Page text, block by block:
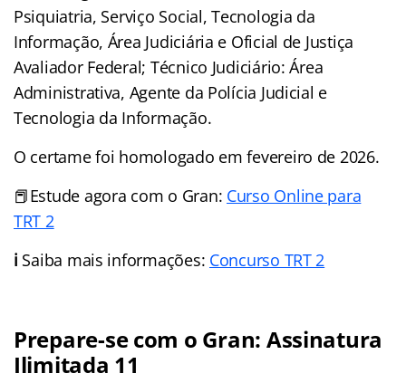
Psiquiatria, Serviço Social, Tecnologia da
Informação, Área Judiciária e Oficial de Justiça
Avaliador Federal; Técnico Judiciário: Área
Administrativa, Agente da Polícia Judicial e
Tecnologia da Informação.
O certame foi homologado em fevereiro de 2026.
📕Estude agora com o Gran: Curso Online para
TRT 2
ℹ️ Saiba mais informações: Concurso TRT 2
Prepare-se com o Gran: Assinatura
Ilimitada 11